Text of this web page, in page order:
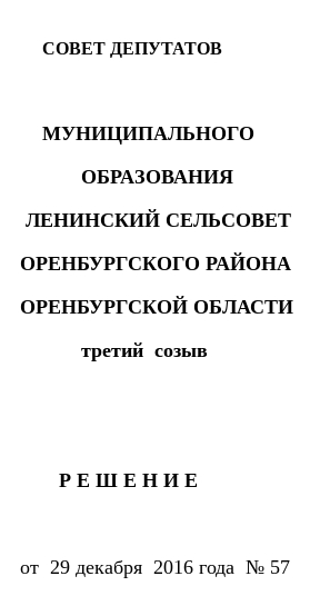
СОВЕТ ДЕПУТАТОВ
МУНИЦИПАЛЬНОГО
ОБРАЗОВАНИЯ
ЛЕНИНСКИЙ СЕЛЬСОВЕТ
ОРЕНБУРГСКОГО РАЙОНА
ОРЕНБУРГСКОЙ ОБЛАСТИ
третий созыв
Р Е Ш Е Н И Е
от 29 декабря 2016 года № 57